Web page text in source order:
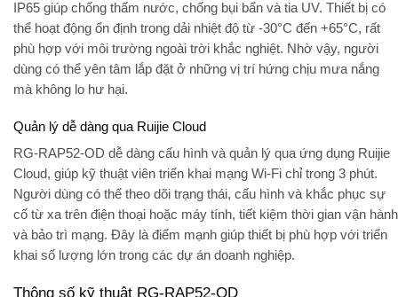
IP65 giúp chống thấm nước, chống bụi bẩn và tia UV. Thiết bị có
thể hoạt động ổn định trong dải nhiệt độ từ -30°C đến +65°C, rất
phù hợp với môi trường ngoài trời khắc nghiệt. Nhờ vậy, người
dùng có thể yên tâm lắp đặt ở những vị trí hứng chịu mưa nắng
mà không lo hư hại.
Quản lý dễ dàng qua Ruijie Cloud
RG-RAP52-OD dễ dàng cấu hình và quản lý qua ứng dụng Ruijie
Cloud, giúp kỹ thuật viên triển khai mạng Wi-Fi chỉ trong 3 phút.
Người dùng có thể theo dõi trạng thái, cấu hình và khắc phục sự
cố từ xa trên điện thoại hoặc máy tính, tiết kiệm thời gian vận hành
và bảo trì mạng. Đây là điểm mạnh giúp thiết bị phù hợp với triển
khai số lượng lớn trong các dự án doanh nghiệp.
Thông số kỹ thuật RG-RAP52-OD